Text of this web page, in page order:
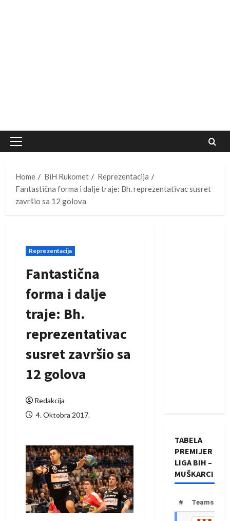
Primary
Home
BiH Rukomet
Reprezentacija
Fantastična forma i dalje traje: Bh. reprezentativac susret
završio sa 12 golova
Reprezentacija
Fantastična
forma i dalje
traje: Bh.
reprezentativac
susret završio sa
12 golova
Redakcija
4. Oktobra 2017.
TABELA
PREMIJER
LIGA BIH –
MUŠKARCI
# Teams